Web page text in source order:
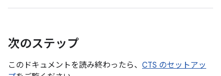
次のステップ
このドキュメントを読み終わったら、 CTS のセットアッ